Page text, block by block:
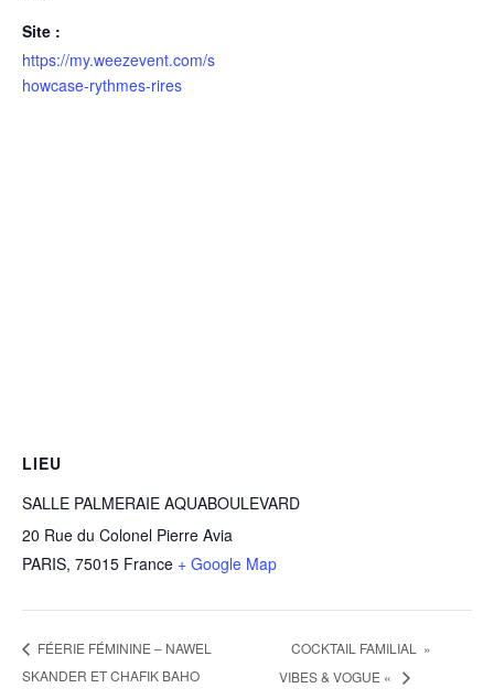
Site :
https://my.weezevent.com/s
howcase-rythmes-rires
LIEU
SALLE PALMERAIE AQUABOULEVARD
20 Rue du Colonel Pierre Avia
PARIS, 75015 France + Google Map
FÉERIE FÉMININE – NAWEL
SKANDER ET CHAFIK BAHO
COCKTAIL FAMILIAL »
VIBES & VOGUE «